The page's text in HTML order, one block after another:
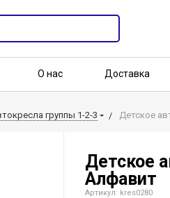
О нас Доставка
группы 1-2-3 Детское
Детское
Алфавит
Артикул: kres0280